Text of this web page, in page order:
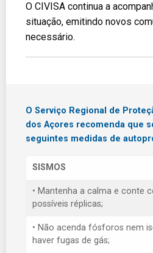
O CIVISA continua a
situação, emitindo novos
necessário.
O Serviço Regional de
dos Açores recomenda que
seguintes medidas de
SISMOS
• Mantenha a calma e conte
possíveis réplicas;
• Não acenda fósforos nem
haver fugas de gás;